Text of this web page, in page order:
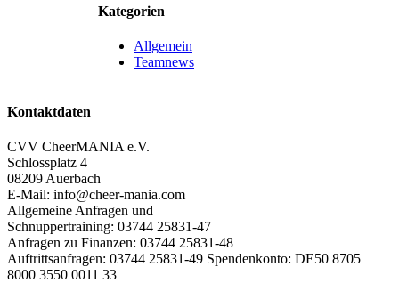
Kategorien
Allgemein
Teamnews
Kontaktdaten
CVV CheerMANIA e.V.
Schlossplatz 4
08209 Auerbach
E-Mail: info@cheer-mania.com
Allgemeine Anfragen und
Schnuppertraining: 03744 25831-47
Anfragen zu Finanzen: 03744 25831-48
Auftrittsanfragen: 03744 25831-49 Spendenkonto: DE50 8705
8000 3550 0011 33